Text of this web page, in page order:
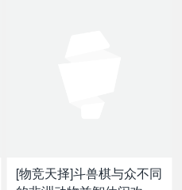
[物竞天择]斗兽棋与众不同